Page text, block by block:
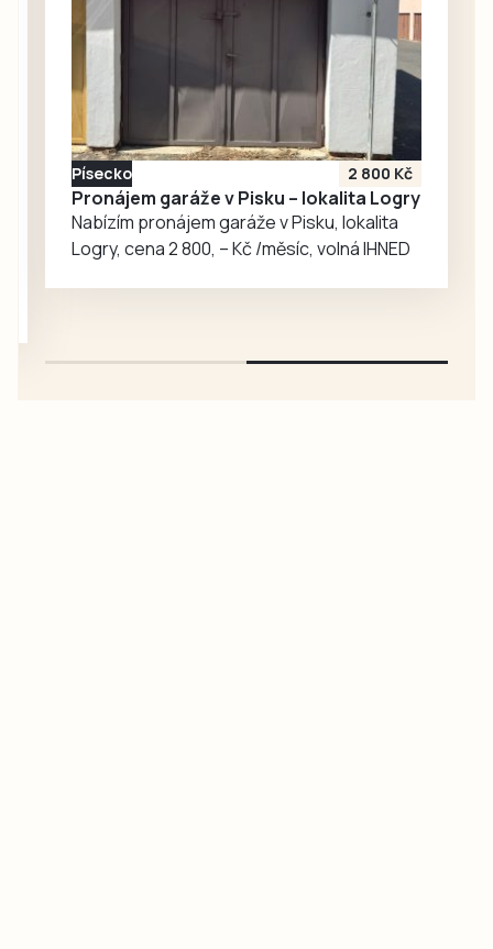
Písecko 2 800 Kč
Pronájem garáže v Pisku – lokalita Logry
Nabízím pronájem garáže v Pisku, lokalita
Logry, cena 2 800, – Kč /měsíc, volná IHNED